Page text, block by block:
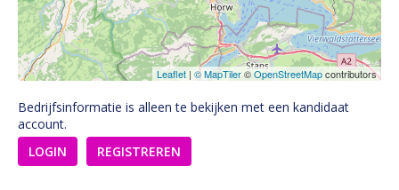
Leaflet | © MapTiler©OpenStreetMapcontributors
Bedrijfsinformatie is alleen te bekijken met een kandidaat
account.
LOGIN
REGISTREREN